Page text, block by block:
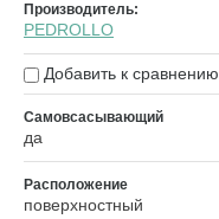
Производитель:
PEDROLLO
Добавить к сравнению
Самовсасывающий
да
Расположение
поверхностный